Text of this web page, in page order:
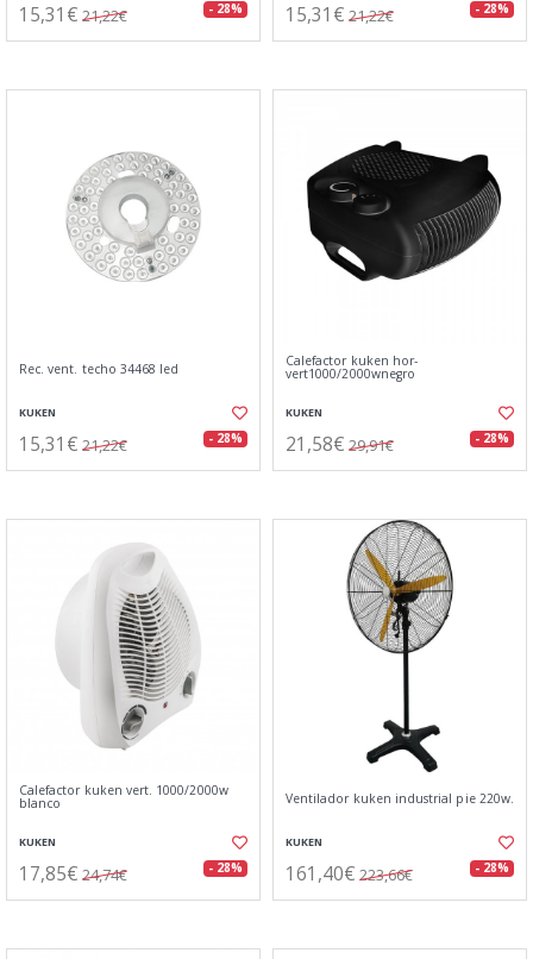
15,31€ 21,22€ - 28% 15,31€ 21,22€ - 28%
Rec. vent. techo 34468 led
KUKEN
15,31€ 21,22€ - 28%
Calefactor kuken hor-
vert1000/2000wnegro
KUKEN
21,58€ 29,91€ - 28%
Calefactor kuken vert. 1000/2000w
blanco
KUKEN
17,85€ 24,74€ - 28%
Ventilador kuken industrial pie 220w.
KUKEN
161,40€ 223,66€ - 28%